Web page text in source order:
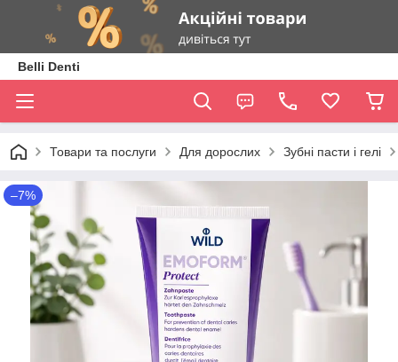
Belli Denti
Товари та послуги Для дорослих Зубні пасти і гелі
–7%